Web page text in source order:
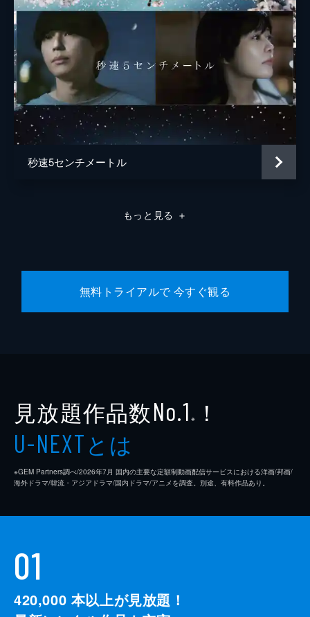
中村理一郎
熊谷宜和
秒速5センチメートル
もっと見る ＋
無料トライアルで 今すぐ観る
見放題作品数No.1 ※ ！
U-NEXTとは
※GEM Partners調べ/2026年7⽉ 国内の主要な定額制動画配信サービスにおける洋画/邦画/
海外ドラマ/韓流・アジアドラマ/国内ドラマ/アニメを調査。別途、有料作品あり。
01
420,000 本以上が見放題！